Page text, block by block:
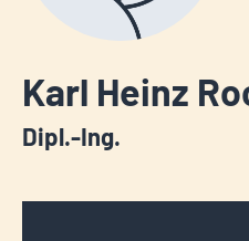
Karl Heinz
Dipl.-Ing.